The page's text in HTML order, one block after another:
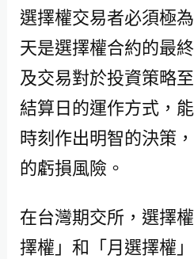
選擇權交易者必須極
天是選擇權合約的最
及交易對於投資策略
結算日的運作方式，
時刻作出明智的決策
的虧損風險。
在台灣期交所，選擇
擇權」和「月選擇權